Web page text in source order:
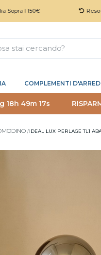
Reso 30 Giorni
COMPLEMENTI
18h 49m 16s
IDEAL LUX PERLAGE TL1